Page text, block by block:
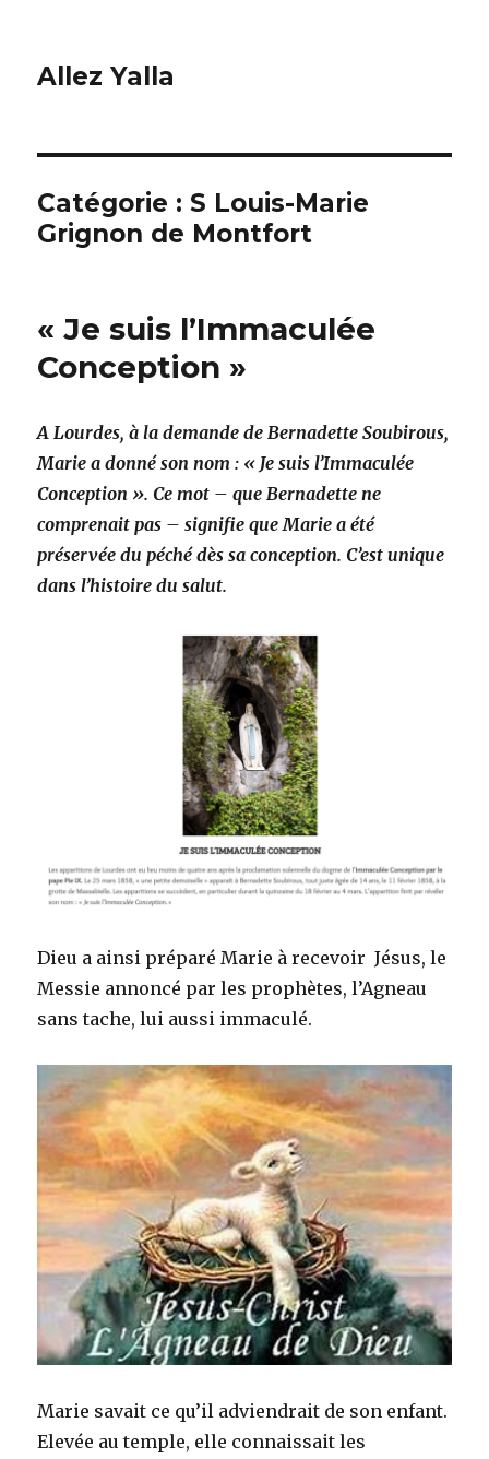
Allez Yalla
Catégorie : S Louis-Marie
Grignon de Montfort
« Je suis l’Immaculée
Conception »
A Lourdes, à la demande de Bernadette Soubirous,
Marie a donné son nom : « Je suis l’Immaculée
Conception ». Ce mot – que Bernadette ne
comprenait pas – signifie que Marie a été
préservée du péché dès sa conception. C’est unique
dans l’histoire du salut.
Dieu a ainsi préparé Marie à recevoir Jésus, le
Messie annoncé par les prophètes, l’Agneau
sans tache, lui aussi immaculé.
Marie savait ce qu’il adviendrait de son enfant.
Elevée au temple, elle connaissait les